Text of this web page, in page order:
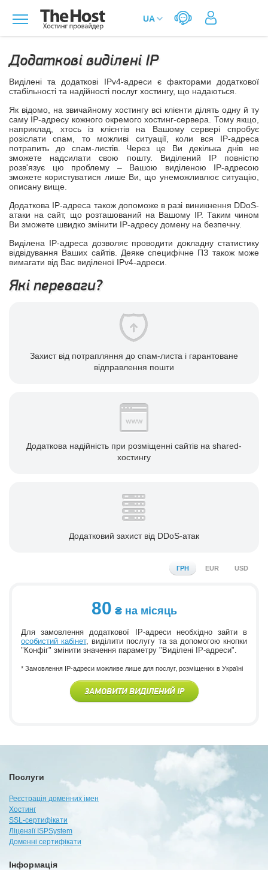
Додаткові виділені IP
Виділені та додаткові IPv4-адреси є факторами додаткової
стабільності та надійності послуг хостингу, що надаються.
Як відомо, на звичайному хостингу всі клієнти ділять одну й ту
саму IP-адресу кожного окремого хостинг-сервера. Тому якщо,
наприклад, хтось із клієнтів на Вашому сервері спробує
розіслати спам, то можливі ситуації, коли вся IP-адреса
потрапить до спам-листів. Через це Ви декілька днів не
зможете надсилати свою пошту. Виділений IP повністю
розв'язує цю проблему – Вашою виділеною IP-адресою
зможете користуватися лише Ви, що унеможливлює ситуацію,
описану вище.
Додаткова IP-адреса також допоможе в разі виникнення DDoS-
атаки на сайт, що розташований на Вашому IP. Таким чином
Ви зможете швидко змінити IP-адресу домену на безпечну.
Виділена IP-адреса дозволяє проводити докладну статистику
відвідування Ваших сайтів. Деяке специфічне ПЗ також може
вимагати від Вас виділеної IPv4-адреси.
Які переваги?
Захист від потрапляння до спам-листа і гарантоване
відправлення пошти
Додаткова надійність при розміщенні сайтів на shared-
хостингу
Додатковий захист від DDoS-атак
ГРН EUR USD
80 на місяць
Для замовлення додаткової IP-адреси необхідно зайти в
особистий кабінет, виділити послугу та за допомогою кнопки
"Конфіг" змінити значення параметру "Виділені IP-адреси".
* Замовлення IP-адреси можливе лише для послуг, розміщених в Україні
ЗАМОВИТИ ВИДІЛЕНИЙ IP
Послуги
Реєстрація доменних імен
Хостинг
SSL-сертифікати
Ліцензії ISPSystem
Доменні сертифікати
Інформація